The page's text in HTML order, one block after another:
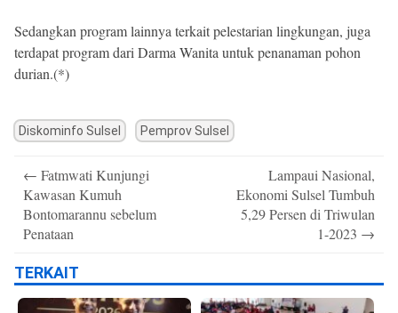
Sedangkan program lainnya terkait pelestarian lingkungan, juga
terdapat program dari Darma Wanita untuk penanaman pohon
durian.(*)
Diskominfo Sulsel Pemprov Sulsel
navigation
← Fatmwati Kunjungi
Kawasan Kumuh
Bontomarannu sebelum
Penataan
Lampaui Nasional,
Ekonomi Sulsel Tumbuh
5,29 Persen di Triwulan
1-2023 →
TERKAIT